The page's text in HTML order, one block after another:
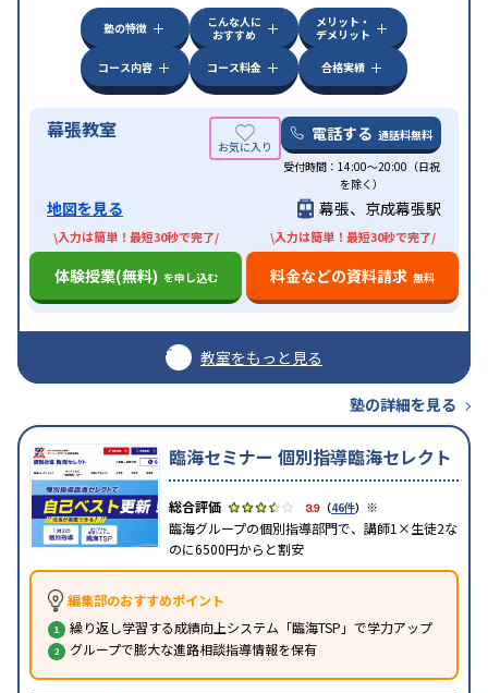
塾の特徴
こんな人に
おすすめ
メリット・
デメリット
コース内容
コース料金 合格実績
幕張教室 電話する 通話料無料
受付時間：14:00〜20:00（日祝
を除く）
地図を見る 幕張、京成幕張駅
\入力は簡単！最短30秒で完了/
体験授業(無料) を申し込む
\入力は簡単！最短30秒で完了/
料金などの資料請求 無料
教室をもっと見る
塾の詳細を見る
臨海セミナー 個別指導臨海セレクト
3.9 （46件） ※
臨海グループの個別指導部門で、講師1×生徒2な
のに6500円からと割安
編集部のおすすめポイント
繰り返し学習する成績向上システム「臨海TSP」で学力アップ
グループで膨大な進路相談指導情報を保有